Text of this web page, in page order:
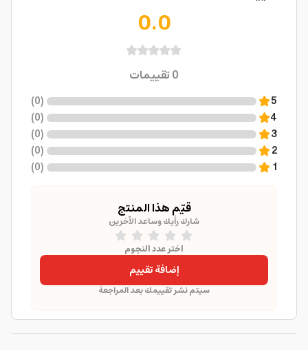
0.0
0تقييمات
5
(
0
)
4
(
0
)
3
(
0
)
2
(
0
)
1
(
0
)
قيّم هذا المنتج
شارك رأيك وساعد الآخرين
اختر عدد النجوم
إضافة تقييم
سيتم نشر تقييمك بعد المراجعة